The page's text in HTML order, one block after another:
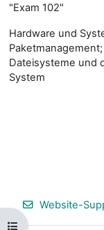
Kursindex öffnen
"Exam 102"
Hardware und
Dateisysteme und
System
Website-